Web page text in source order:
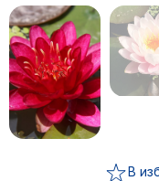
В